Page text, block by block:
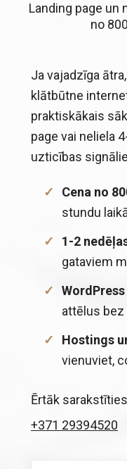
Landing page un
no
Ja vajadzīga
klātbūtne
praktiskākais
page vai neliela
uzticības
Cena no
stundu
1-2
gataviem
WordPress
attēlus
Hostings
vienuviet,
Ērtāk
+371 29394520